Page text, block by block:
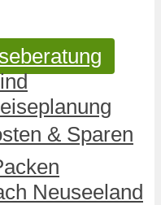
& Sparen
Neuseeland